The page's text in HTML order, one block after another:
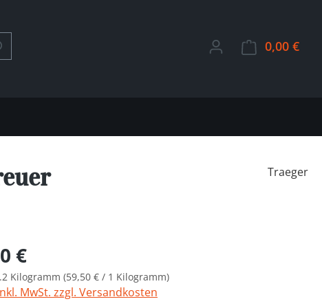
0,00 €
Traeger
Preis:
€
Kilogramm (59,50 € / 1 Kilogramm)
MwSt. zzgl. Versandkosten